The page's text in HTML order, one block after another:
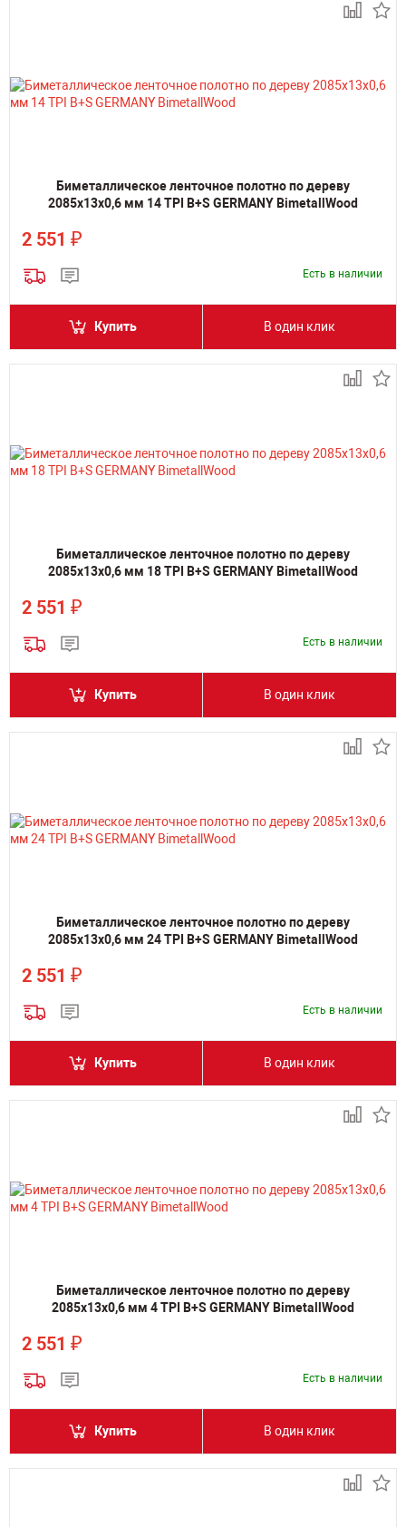
Биметаллическое ленточное полотно по дереву
2085х13х0,6 мм 14 TPI B+S GERMANY BimetallWood
2 551 ₽
Есть в наличии
Купить В один клик
Биметаллическое ленточное полотно по дереву
2085х13х0,6 мм 18 TPI B+S GERMANY BimetallWood
2 551 ₽
Есть в наличии
Купить В один клик
Биметаллическое ленточное полотно по дереву
2085х13х0,6 мм 24 TPI B+S GERMANY BimetallWood
2 551 ₽
Есть в наличии
Купить В один клик
Биметаллическое ленточное полотно по дереву
2085х13х0,6 мм 4 TPI B+S GERMANY BimetallWood
2 551 ₽
Есть в наличии
Купить В один клик